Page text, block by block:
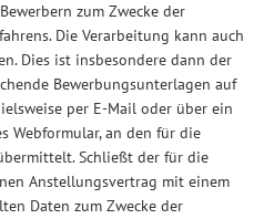
zum Zwecke der
Die Verarbeitung kann auch
Dies ist insbesondere dann der
Bewerbungsunterlagen auf
per E-Mail oder über ein
Webformular, an den für die
Schließt der für die
Anstellungsvertrag mit einem
Daten zum Zwecke der